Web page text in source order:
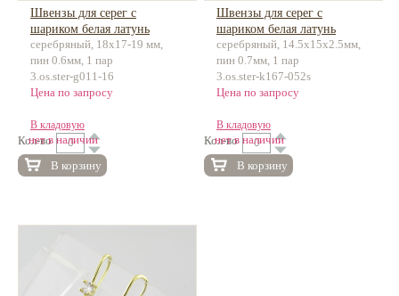
Швензы для серег с
шариком белая латунь
серебряный, 18x17-19 мм,
пин 0.6мм, 1 пар
3.os.ster-g011-16
Цена по запросу
В кладовую
Кол-во
нет в наличии
В корзину
Швензы для серег с
шариком белая латунь
серебряный, 14.5х15х2.5мм,
пин 0.7мм, 1 пар
3.os.ster-k167-052s
Цена по запросу
В кладовую
Кол-во
нет в наличии
В корзину